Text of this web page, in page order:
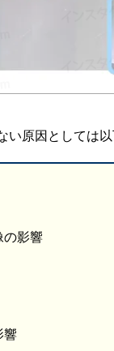
原因としては
の影響
響